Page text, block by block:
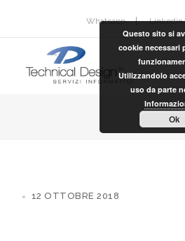
Whatsapp Linkedin
12 OTTOBRE 2018
Questo sito si
cookie necessari
Utilizzandolo
uso da parte
Ok